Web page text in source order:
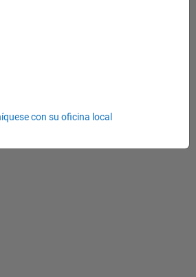
Manager
|
|
Industry Manager
con su oficina local